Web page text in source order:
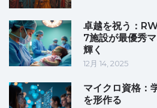
卓越を祝う：
7施設が最優秀
輝く
12月 14, 2025
マイクロ資格：
を形作る